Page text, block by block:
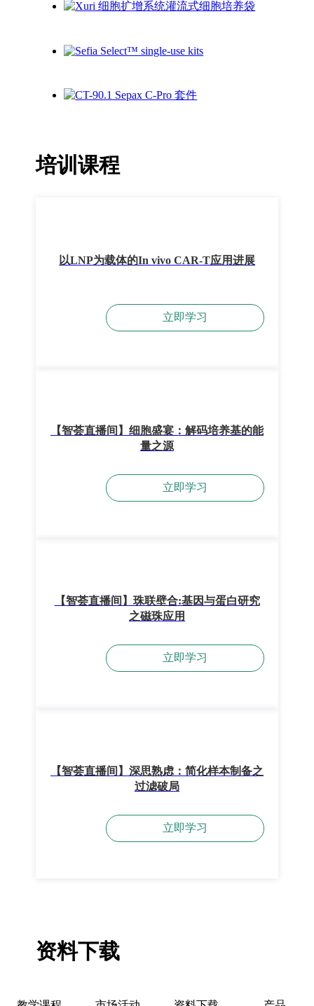
培训课程
以LNP为载体的In vivo CAR-T应用进展
立即学习
【智荟直播间】细胞盛宴：解码培养基的能
量之源
立即学习
【智荟直播间】珠联壁合:基因与蛋白研究
之磁珠应用
立即学习
【智荟直播间】深思熟虑：简化样本制备之
过滤破局
立即学习
资料下载